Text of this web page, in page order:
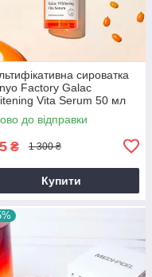
сироватка
Factory Galac
Vita Serum 50 мл
до відправки
₴ 1 300 ₴
Купити